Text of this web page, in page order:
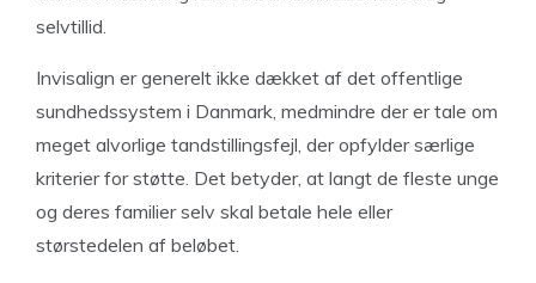
selvtillid.
Invisalign er generelt ikke dækket af det offentlige
sundhedssystem i Danmark, medmindre der er tale om
meget alvorlige tandstillingsfejl, der opfylder særlige
kriterier for støtte. Det betyder, at langt de fleste unge
og deres familier selv skal betale hele eller
størstedelen af beløbet.